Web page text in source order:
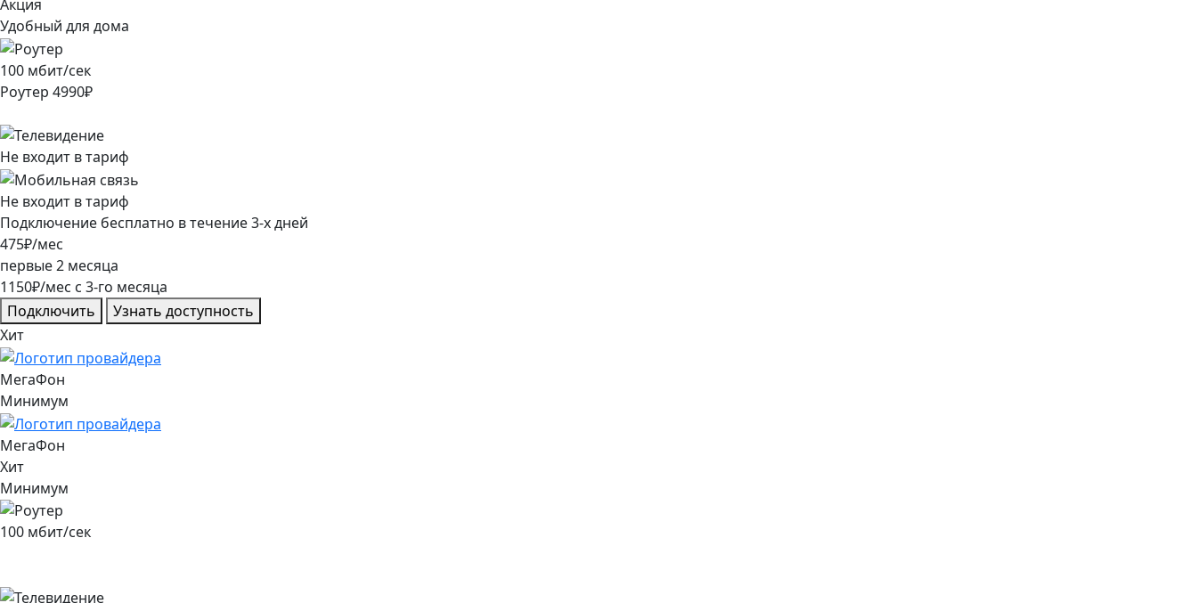
Акция
Удобный для дома
100 мбит/сек
Роутер 4990₽
Не входит в тариф
Не входит в тариф
Подключение бесплатно в течение3-х дней
475₽/мес
первые2 месяца
1150₽/мес c 3-го месяца
Подключить
Узнать доступность
Хит
МегаФон
Минимум
МегаФон
Хит
Минимум
100 мбит/сек